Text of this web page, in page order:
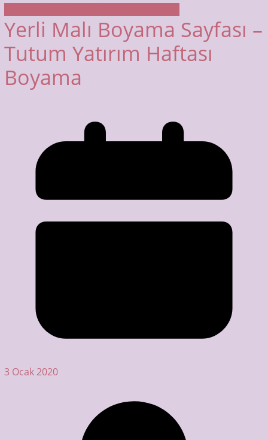
Yerli Malı Boyama Sayfası –
Tutum Yatırım Haftası
Boyama
3 Ocak 2020